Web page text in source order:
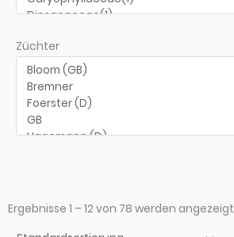
Züchter
Ergebnisse 1 – 12 von 78 werden angezeigt